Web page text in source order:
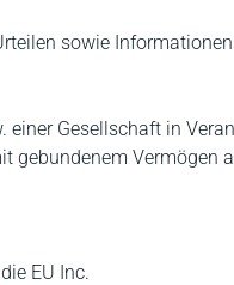
sowie
Gesellschaft in
Vermögen
EU Inc.